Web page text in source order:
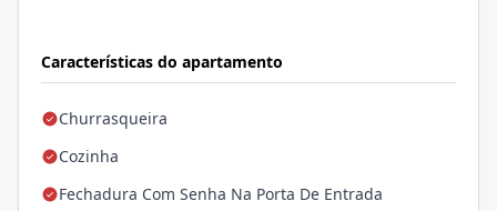
Características do apartamento
Churrasqueira
Cozinha
Fechadura Com Senha Na Porta De Entrada